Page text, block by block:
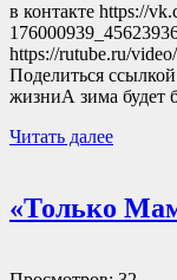
в контакте https://
https://rutube.ru/
Поделиться
жизниА зима будет
Читать далее
«Только